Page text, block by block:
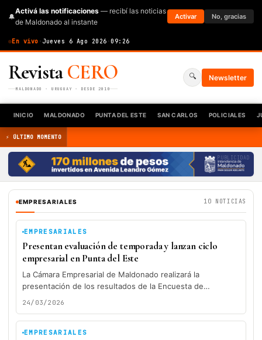
🔔
Activá las notificaciones — recibí las noticias
de Maldonado al instante
Activar No, gracias
En vivo · Jueves 6 Ago 2026 ·09:26
RevistaCERO
MALDONADO · URUGUAY · DESDE 2010
🔍 Newsletter
INICIO MALDONADO PUNTA DEL ESTE SAN CARLOS POLICIALES
⚡ ÚLTIMO MOMENTO
PUBLICIDAD
EMPRESARIALES 10 NOTICIAS
EMPRESARIALES
Presentan evaluación de temporada y lanzan ciclo
empresarial en Punta del Este
La Cámara Empresarial de Maldonado realizará la
presentación de los resultados de la Encuesta de
Evaluación de Temporada 2026, en...
24/03/2026
EMPRESARIALES